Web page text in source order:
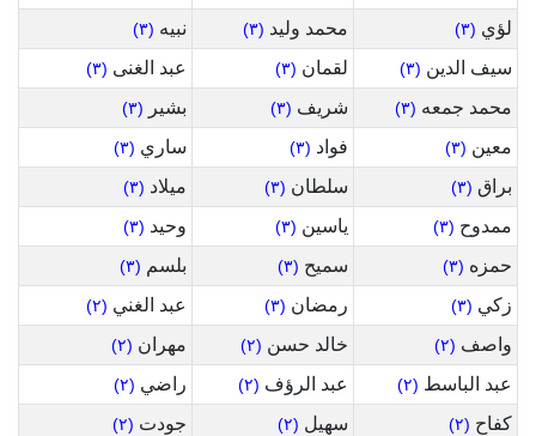
لؤي (٣) محمد وليد (٣) نبيه (٣)
سيف الدين (٣) لقمان (٣) عبد الغنى (٣)
محمد جمعه (٣) شريف (٣) بشير (٣)
معين (٣) فواد (٣) ساري (٣)
براق (٣) سلطان (٣) ميلاد (٣)
ممدوح (٣) ياسين (٣) وحيد (٣)
حمزه (٣) سميح (٣) بلسم (٣)
زكي (٣) رمضان (٣) عبد الغني (٢)
واصف (٢) خالد حسن (٢) مهران (٢)
عبد الباسط (٢) عبد الرؤف (٢) راضي (٢)
كفاح (٢) سهيل (٢) جودت (٢)